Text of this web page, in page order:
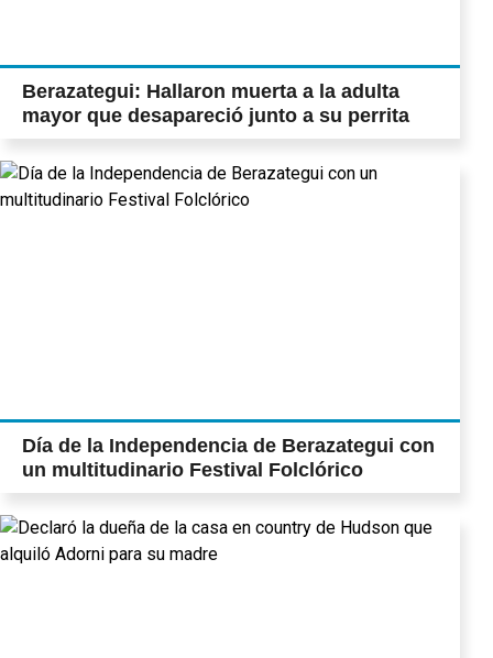
Berazategui: Hallaron muerta a la adulta
mayor que desapareció junto a su perrita
Día de la Independencia de Berazategui con
un multitudinario Festival Folclórico